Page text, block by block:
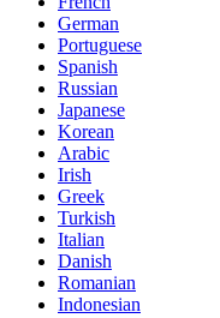
German
Portuguese
Spanish
Russian
Japanese
Korean
Arabic
Irish
Greek
Turkish
Italian
Danish
Romanian
Indonesian